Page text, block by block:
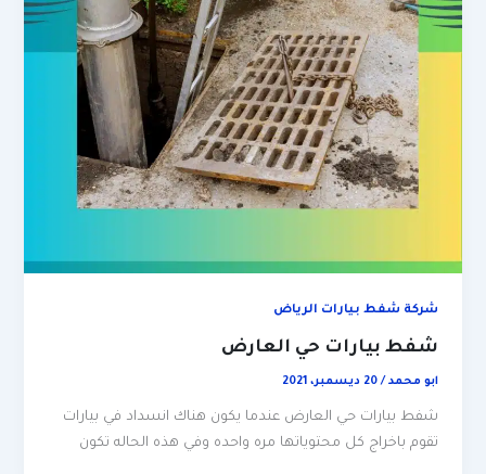
شركة شفط بيارات الرياض
شفط بيارات حي العارض
ابو محمد/20 ديسمبر، 2021
شفط بيارات حي العارض عندما يكون هناك انسداد في بيارات
تقوم باخراج كل محتوياتها مره واحده وفي هذه الحاله تكون